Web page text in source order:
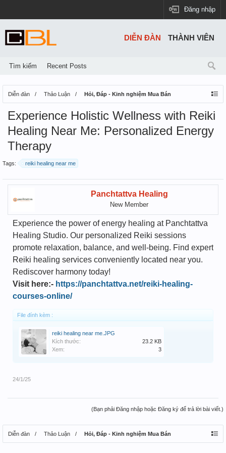
Đăng nhập
Diễn đàn Thảo Luận Hỏi, Đáp - Kinh nghiệm Mua Bán
Experience Holistic Wellness with Reiki
Healing Near Me: Personalized Energy
Therapy
Tags: reiki healing near me
Panchtattva Healing
New Member
Experience the power of energy healing at Panchtattva
Healing Studio. Our personalized Reiki sessions
promote relaxation, balance, and well-being. Find expert
Reiki healing services conveniently located near you.
Rediscover harmony today!
Visit here:- https://panchtattva.net/reiki-healing-
courses-online/
File đính kèm :
reiki healing near me.JPG
Kích thước:
23.2 KB
Xem:
3
24/1/25
(Bạn phải Đăng nhập hoặc Đăng ký để trả lời bài viết.)
Diễn đàn Thảo Luận Hỏi, Đáp - Kinh nghiệm Mua Bán
DIỄN ĐÀN
Tìm kiếm Recent Posts
THÀNH VIÊN